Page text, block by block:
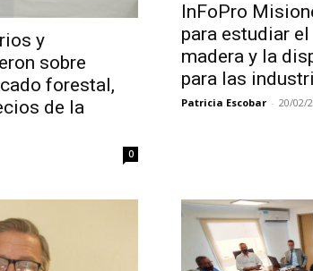
y
sobre
forestal,
de la
0
InFoPro
para estudiar
madera y la
para las
Patricia Escobar - 20/02/